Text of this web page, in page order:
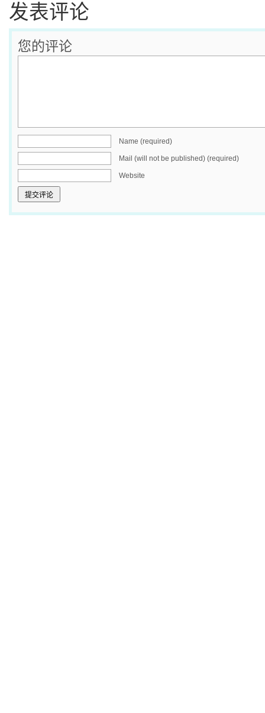
发表评论
您的评论
Name (required)
Mail (will not be published) (required)
Website